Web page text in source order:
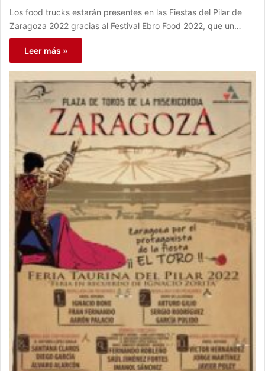
Los food trucks estarán presentes en las Fiestas del Pilar de
Zaragoza 2022 gracias al Festival Ebro Food 2022, que un…
Leer más »